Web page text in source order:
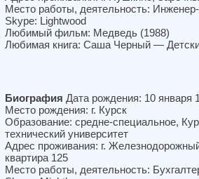
Место работы, деятельность:
Skype: Lightwood
Любимый фильм: Медведь (1988)
Любимая книга: Саша Черный —
Биография Дата рождения: 10 января
Место рождения: г. Курск
Образование: средне-специальное,
технический университет
Адрес проживания: г.
квартира 125
Место работы, деятельность: